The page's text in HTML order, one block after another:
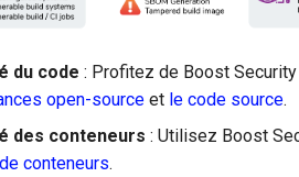
du code : Profitez de Boost
open-source et le code source.
des conteneurs : Utilisez Boost
conteneurs.